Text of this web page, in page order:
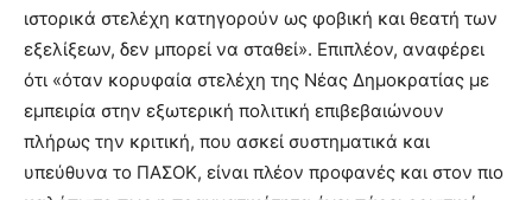
ιστορικά στελέχη κατηγορούν ως φοβική και θεατή των
εξελίξεων, δεν μπορεί να σταθεί». Επιπλέον, αναφέρει
ότι «όταν κορυφαία στελέχη της Νέας Δημοκρατίας με
εμπειρία στην εξωτερική πολιτική επιβεβαιώνουν
πλήρως την κριτική, που ασκεί συστηματικά και
υπεύθυνα το ΠΑΣΟΚ, είναι πλέον προφανές και στον πιο